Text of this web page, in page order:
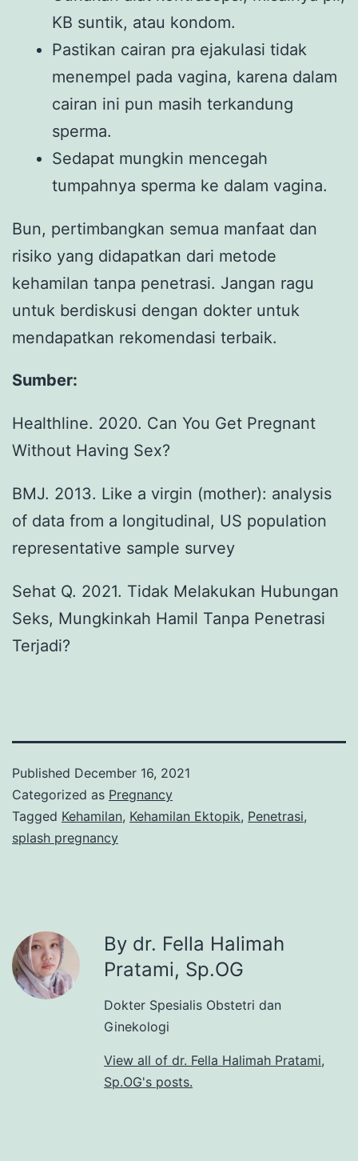
KB suntik, atau kondom.
Pastikan cairan pra ejakulasi tidak
menempel pada vagina, karena dalam
cairan ini pun masih terkandung
sperma.
Sedapat mungkin mencegah
tumpahnya sperma ke dalam vagina.
Bun, pertimbangkan semua manfaat dan
risiko yang didapatkan dari metode
kehamilan tanpa penetrasi. Jangan ragu
untuk berdiskusi dengan dokter untuk
mendapatkan rekomendasi terbaik.
Sumber:
Healthline. 2020. Can You Get Pregnant
Without Having Sex?
BMJ. 2013. Like a virgin (mother): analysis
of data from a longitudinal, US population
representative sample survey
Sehat Q. 2021. Tidak Melakukan Hubungan
Seks, Mungkinkah Hamil Tanpa Penetrasi
Terjadi?
Published December 16, 2021
Categorized as Pregnancy
Tagged Kehamilan, Kehamilan Ektopik, Penetrasi,
splash pregnancy
By dr. Fella Halimah
Pratami, Sp.OG
Dokter Spesialis Obstetri dan
Ginekologi
View all of dr. Fella Halimah Pratami,
Sp.OG's posts.